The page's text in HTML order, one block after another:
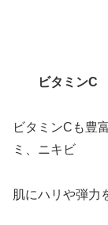
ビタミンC
ビタミンCも豊
ミ、ニキビ
肌にハリや弾力